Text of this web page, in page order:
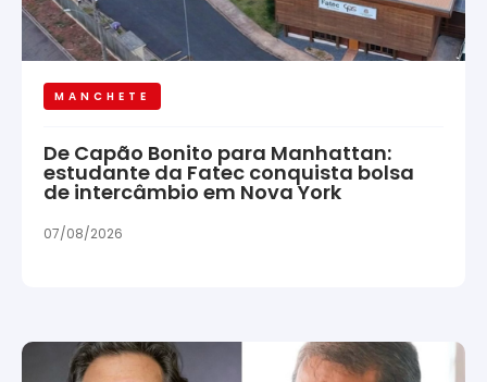
MANCHETE
De Capão Bonito para Manhattan:
estudante da Fatec conquista bolsa
de intercâmbio em Nova York
07/08/2026